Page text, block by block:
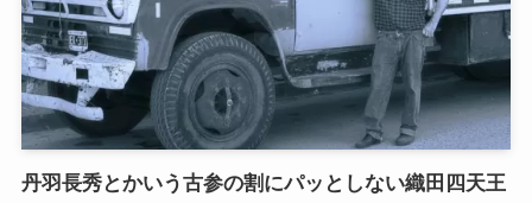
丹羽長秀とかいう古参の割にパッとしない織田四天王